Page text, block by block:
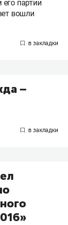
партии
вошли
–